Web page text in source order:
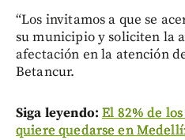
“Los invitamos a que se
su municipio y soliciten la
afectación en la atención
Betancur.
Siga leyendo:El 82% de
quiere quedarse en